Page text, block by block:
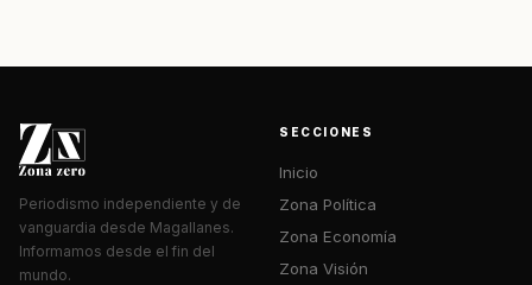
Periodismo independiente y de
vanguardia desde Magallanes.
Informamos desde el fin del
mundo.
SECCIONES
Inicio
Zona Política
Zona Economía
Zona Visión